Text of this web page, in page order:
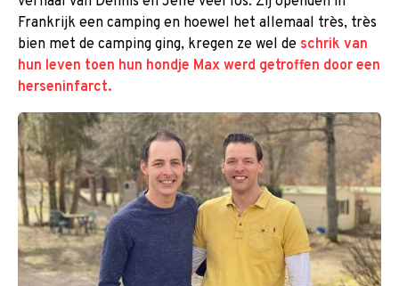
Frankrijk een camping en hoewel het allemaal très, très
bien met de camping ging, kregen ze wel de schrik van
hun leven toen hun hondje Max werd getroffen door een
herseninfarct.